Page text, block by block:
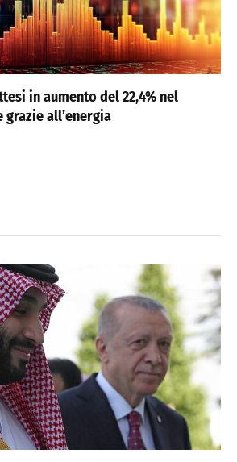
in aumento del 22,4% nel
all’energia